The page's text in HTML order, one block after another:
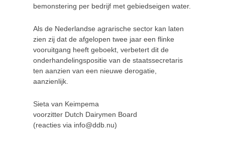
bemonstering per bedrijf met gebiedseigen water.
Als de Nederlandse agrarische sector kan laten
zien zij dat de afgelopen twee jaar een flinke
vooruitgang heeft geboekt, verbetert dit de
onderhandelingspositie van de staatssecretaris
ten aanzien van een nieuwe derogatie,
aanzienlijk.
Sieta van Keimpema
voorzitter Dutch Dairymen Board
(reacties via info@ddb.nu)